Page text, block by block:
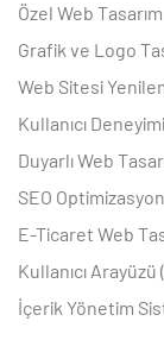
Özel Web Tasarım
Grafik ve Logo
Web Sitesi
Kullanıcı
Duyarlı Web
SEO
E-Ticaret Web
Kullanıcı Arayüzü
İçerik Yönetim